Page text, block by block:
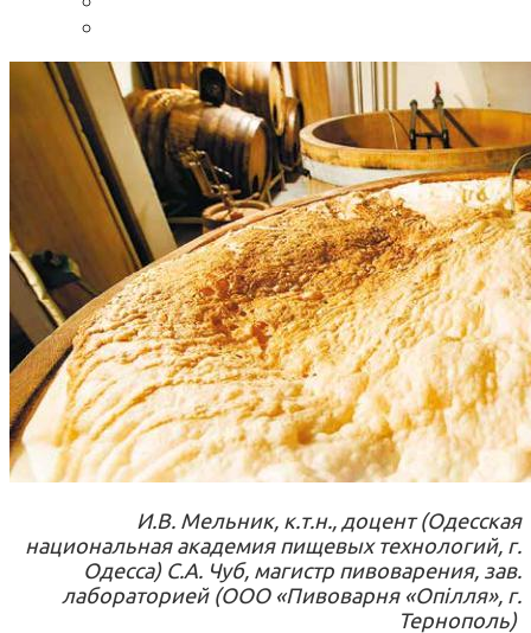
И.В. Мельник, к.т.н., доцент (Одесская
национальная академия пищевых технологий, г.
Одесса) С.А. Чуб, магистр пивоварения, зав.
лабораторией (ООО «Пивоварня «Опілля», г.
Тернополь)